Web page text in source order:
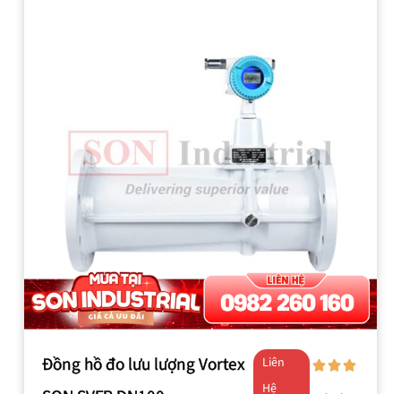
Đồng hồ đo lưu lượng Vortex
Liên
Hệ